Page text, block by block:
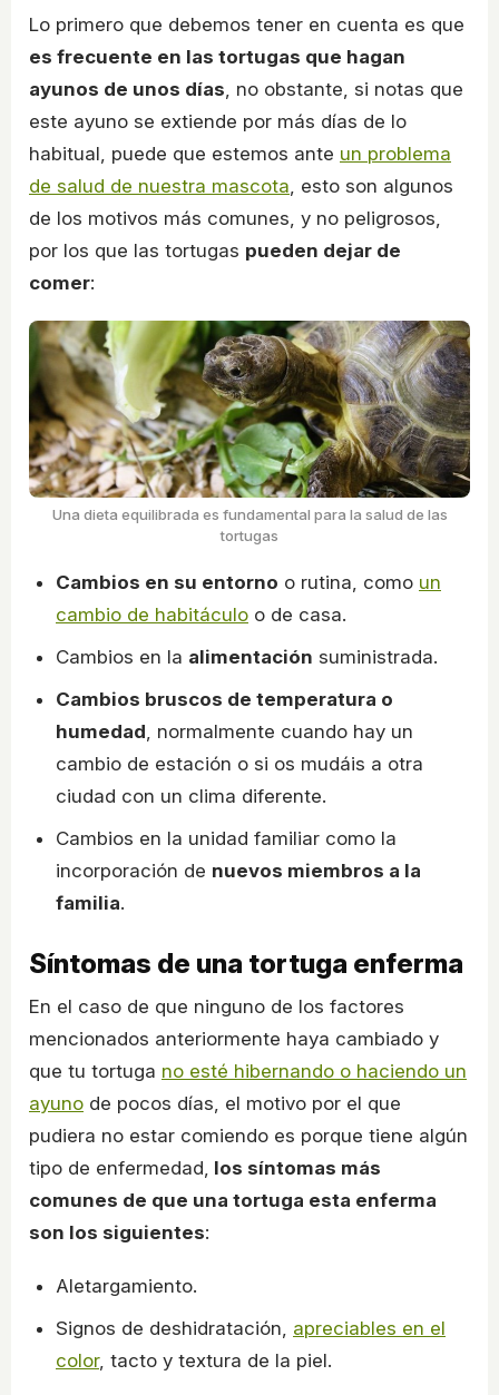
Lo primero que debemos tener en cuenta es que
es frecuente en las tortugas que hagan
ayunos de unos días, no obstante, si notas que
este ayuno se extiende por más días de lo
habitual, puede que estemos ante un problema
de salud de nuestra mascota, esto son algunos
de los motivos más comunes, y no peligrosos,
por los que las tortugas pueden dejar de
comer:
Una dieta equilibrada es fundamental para la salud de las
tortugas
Cambios en su entorno o rutina, como un
cambio de habitáculo o de casa.
Cambios en la alimentación suministrada.
Cambios bruscos de temperatura o
humedad , normalmente cuando hay un
cambio de estación o si os mudáis a otra
ciudad con un clima diferente.
Cambios en la unidad familiar como la
incorporación de nuevos miembros a la
familia.
Síntomas de una tortuga enferma
En el caso de que ninguno de los factores
mencionados anteriormente haya cambiado y
que tu tortuga no esté hibernando o haciendo un
ayuno de pocos días, el motivo por el que
pudiera no estar comiendo es porque tiene algún
tipo de enfermedad, los síntomas más
comunes de que una tortuga esta enferma
son los siguientes:
Aletargamiento.
Signos de deshidratación, apreciables en el
color, tacto y textura de la piel.